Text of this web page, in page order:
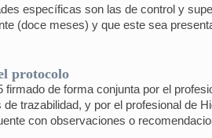
específicas son las de control y
(doce meses) y que este sea
protocolo
firmado de forma conjunta por el
trazabilidad, y por el profesional de
con observaciones o